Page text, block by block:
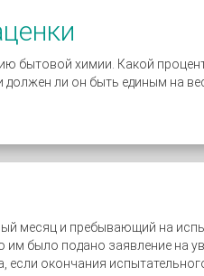
бытовой химии. Какой
должен ли он быть единым на
месяц и пребывающий на
им было подано заявление на
если окончания